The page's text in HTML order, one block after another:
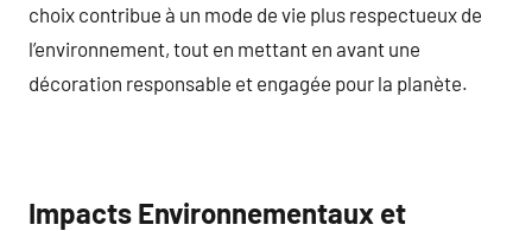
choix contribue à un mode de vie plus respectueux de
l’environnement, tout en mettant en avant une
décoration responsable et engagée pour la planète.
Impacts Environnementaux et